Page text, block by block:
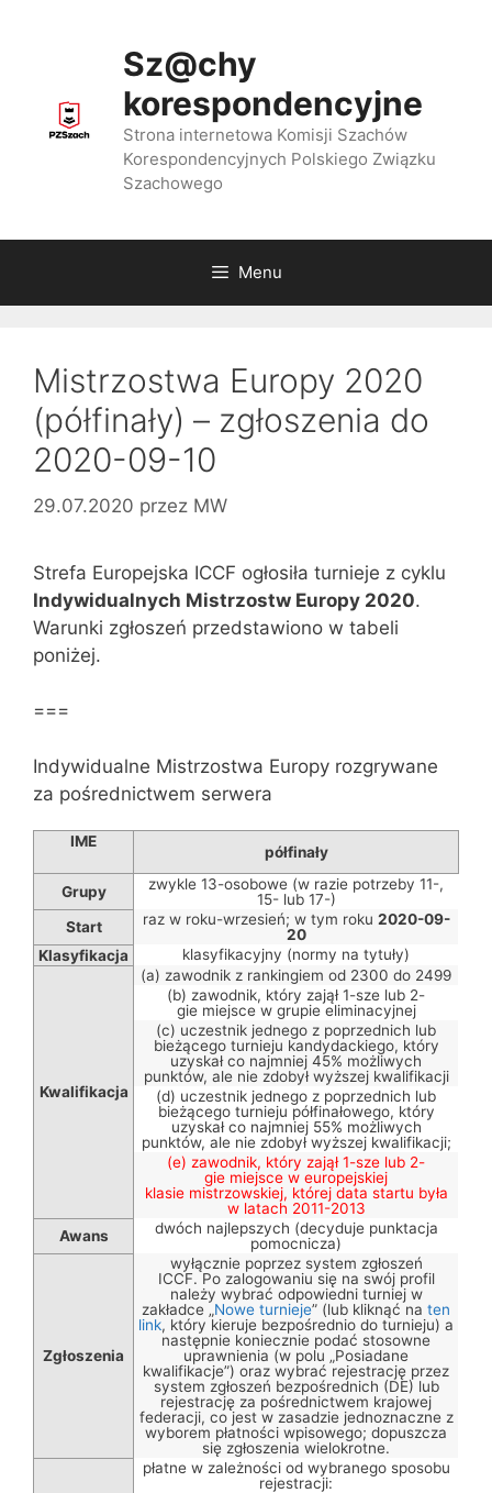
Sz@chy
korespondencyjne
Strona internetowa Komisji Szachów
Korespondencyjnych Polskiego Związku
Szachowego
Menu
Mistrzostwa Europy 2020
(półfinały) – zgłoszenia do
2020-09-10
29.07.2020 przez MW
Strefa Europejska ICCF ogłosiła turnieje z cyklu
Indywidualnych Mistrzostw Europy 2020.
Warunki zgłoszeń przedstawiono w tabeli
poniżej.
===
Indywidualne Mistrzostwa Europy rozgrywane
za pośrednictwem serwera
IME
półfinały
Grupy
zwykle 13-osobowe (w razie potrzeby 11-,
15- lub 17-)
Start
raz w roku-wrzesień; w tym roku 2020-09-
20
Klasyfikacja
klasyfikacyjny (normy na tytuły)
Kwalifikacja
(a) zawodnik z rankingiem od 2300 do 2499
(b) zawodnik, który zajął 1-sze lub 2-
gie miejsce w grupie eliminacyjnej
(c) uczestnik jednego z poprzednich lub
bieżącego turnieju kandydackiego, który
uzyskał co najmniej 45% możliwych
punktów, ale nie zdobył wyższej kwalifikacji
(d) uczestnik jednego z poprzednich lub
bieżącego turnieju półfinałowego, który
uzyskał co najmniej 55% możliwych
punktów, ale nie zdobył wyższej kwalifikacji;
(e) zawodnik, który zajął 1-sze lub 2-
gie miejsce w europejskiej
klasie mistrzowskiej, której data startu była
w latach 2011-2013
Awans
dwóch najlepszych (decyduje punktacja
pomocnicza)
Zgłoszenia
wyłącznie poprzez system zgłoszeń
ICCF. Po zalogowaniu się na swój profil
należy wybrać odpowiedni turniej w
zakładce „Nowe turnieje” (lub kliknąć na ten
link, który kieruje bezpośrednio do turnieju) a
następnie koniecznie podać stosowne
uprawnienia (w polu „Posiadane
kwalifikacje”) oraz wybrać rejestrację przez
system zgłoszeń bezpośrednich (DE) lub
rejestrację za pośrednictwem krajowej
federacji, co jest w zasadzie jednoznaczne z
wyborem płatności wpisowego; dopuszcza
się zgłoszenia wielokrotne.
płatne w zależności od wybranego sposobu
rejestracji: